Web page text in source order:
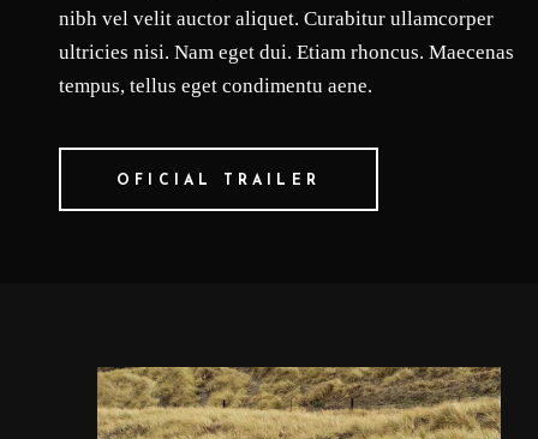
nibh vel velit auctor aliquet. Curabitur ullamcorper
ultricies nisi. Nam eget dui. Etiam rhoncus. Maecenas
tempus, tellus eget condimentu aene.
OFICIAL TRAILER